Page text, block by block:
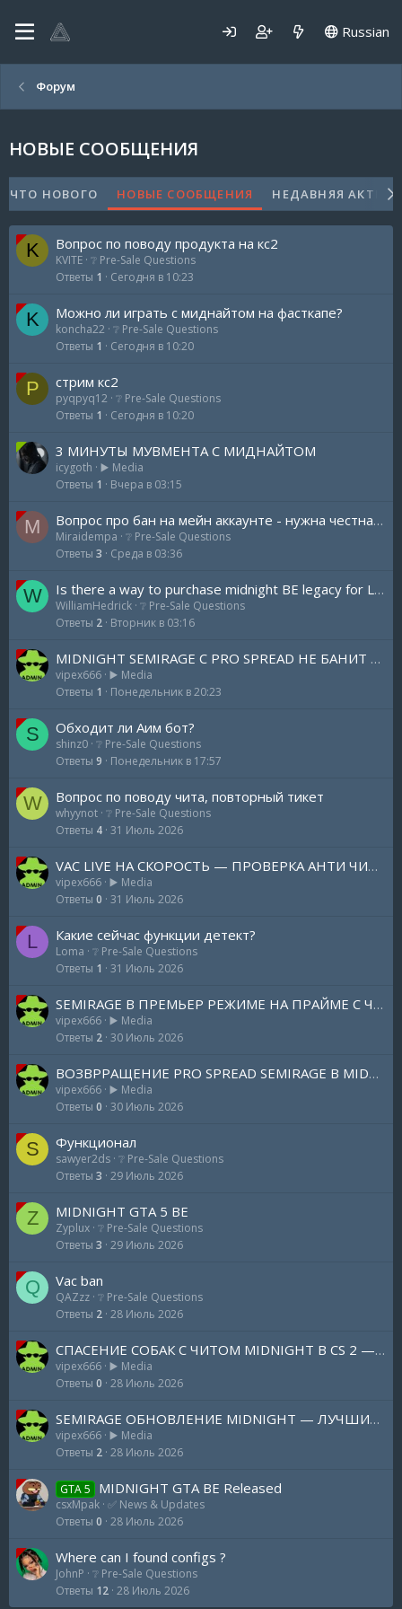
Russian
Форум
НОВЫЕ СООБЩЕНИЯ
ЧТО НОВОГО НОВЫЕ СООБЩЕНИЯ НЕДАВНЯЯ
K Вопрос по поводу продукта на кс2
KVITE ❔ Pre-Sale Questions
Ответы 1 Сегодня в 10:23
K Можно ли играть с миднайтом на фасткапе?
koncha22 ❔ Pre-Sale Questions
Ответы 1 Сегодня в 10:20
P стрим кс2
pyqpyq12 ❔ Pre-Sale Questions
Ответы 1 Сегодня в 10:20
3 МИНУТЫ МУВМЕНТА С МИДНАЙТОМ
icygoth ▶️ Media
Ответы 1 Вчера в 03:15
M Вопрос про бан на мейн аккаунте - нужна честная оценка риска + как работает система бана
Miraidempa ❔ Pre-Sale Questions
Ответы 3 Среда в 03:36
W Is there a way to purchase midnight BE legacy for LIFETIME
WilliamHedrick ❔ Pre-Sale Questions
Ответы 2 Вторник в 03:16
MIDNIGHT SEMIRAGE С PRO SPREAD НЕ БАНИТ — ПРОВОЖУ ПЕРВЫЙ РОЗЫГРЫШЬ ЧИТОВ MIDNIGHT И MEMESENSE
vipex666 ▶️ Media
Ответы 1 Понедельник в 20:23
S Обходит ли Аим бот?
shinz0 ❔ Pre-Sale Questions
Ответы 9 Понедельник в 17:57
W Вопрос по поводу чита, повторный тикет
whyynot ❔ Pre-Sale Questions
Ответы 4 31 Июль 2026
VAC LIVE НА СКОРОСТЬ — ПРОВЕРКА АНТИ ЧИТА В КС 2 C PRO SREAD
vipex666 ▶️ Media
Ответы 0 31 Июль 2026
L Какие сейчас функции детект?
Loma ❔ Pre-Sale Questions
Ответы 1 31 Июль 2026
SEMIRAGE В ПРЕМЬЕР РЕЖИМЕ НА ПРАЙМЕ С ЧИТОМ MIDNIGHT В CS 2 — VAC LIVE МЕНЯ НЕ БАНИТ???
vipex666 ▶️ Media
Ответы 2 30 Июль 2026
ВОЗВРРАЩЕНИЕ PRO SPREAD SEMIRAGE В MIDNIGHT НО С УСЛОВИЕМ — 86 ФПС ЭТО НЕ ПРИГОВОР???
vipex666 ▶️ Media
Ответы 0 30 Июль 2026
S Функционал
sawyer2ds ❔ Pre-Sale Questions
Ответы 3 29 Июль 2026
Z MIDNIGHT GTA 5 BE
Zyplux ❔ Pre-Sale Questions
Ответы 3 29 Июль 2026
Q Vac ban
QAZzz ❔ Pre-Sale Questions
Ответы 2 28 Июль 2026
СПАСЕНИЕ СОБАК С ЧИТОМ MIDNIGHT В CS 2 — УВОРАЧИВАЯСЬ ОТ VAC LIVE
vipex666 ▶️ Media
Ответы 0 28 Июль 2026
SEMIRAGE ОБНОВЛЕНИЕ MIDNIGHT — ЛУЧШИЙ АИМ - ХУМАНАЙЗЕР СРЕДИ ЧИТОВ
vipex666 ▶️ Media
Ответы 2 28 Июль 2026
GTA 5 MIDNIGHT GTA BE Released
csxMpak ✅️ News & Updates
Ответы 0 28 Июль 2026
Where can I found configs ?
JohnP ❔ Pre-Sale Questions
Ответы 12 28 Июль 2026